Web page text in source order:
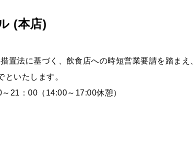
(本店)
置法に基づく、飲食店への時短営業要請を踏まえ、
いたします。
21：00（14:00～17:00休憩）